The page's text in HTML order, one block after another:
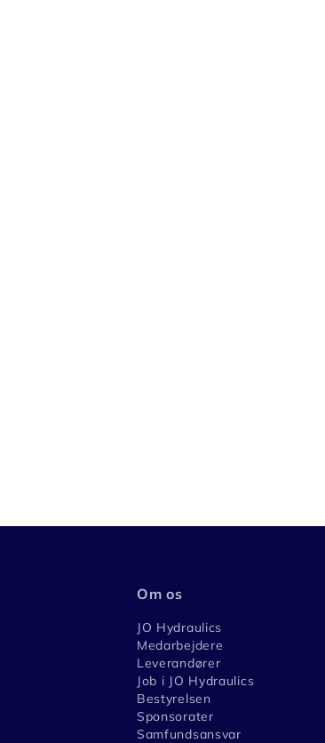
Om os
JO Hydraulics
Medarbejdere
Leverandører
Job i JO Hydraulics
Bestyrelsen
Sponsorater
Samfundsansvar